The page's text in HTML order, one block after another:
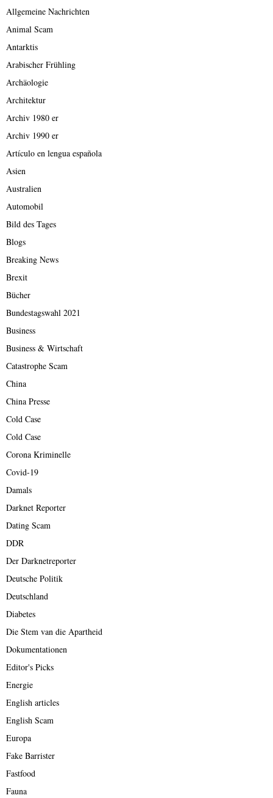
Allgemeine Nachrichten
Animal Scam
Antarktis
Arabischer Frühling
Archäologie
Architektur
Archiv 1980 er
Archiv 1990 er
Artículo en lengua española
Asien
Australien
Automobil
Bild des Tages
Blogs
Breaking News
Brexit
Bücher
Bundestagswahl 2021
Business
Business & Wirtschaft
Catastrophe Scam
China
China Presse
Cold Case
Cold Case
Corona Kriminelle
Covid-19
Damals
Darknet Reporter
Dating Scam
DDR
Der Darknetreporter
Deutsche Politik
Deutschland
Diabetes
Die Stem van die Apartheid
Dokumentationen
Editor's Picks
Energie
English articles
English Scam
Europa
Fake Barrister
Fastfood
Fauna